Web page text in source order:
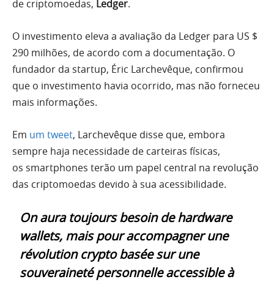
de criptomoedas, Ledger.
O investimento eleva a avaliação da Ledger para US $
290 milhões, de acordo com a documentação. O
fundador da startup, Éric Larchevêque, confirmou
que o investimento havia ocorrido, mas não forneceu
mais informações.
Em um tweet, Larchevêque disse que, embora
sempre haja necessidade de carteiras físicas,
os smartphones terão um papel central na revolução
das criptomoedas devido à sua acessibilidade.
On aura toujours besoin de hardware
wallets, mais pour accompagner une
révolution crypto basée sur une
souveraineté personnelle accessible à